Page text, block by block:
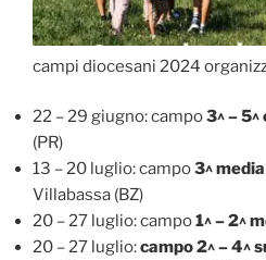
campi diocesani 2024
22 – 29 giugno: campo3^ –
(PR)
13 – 20 luglio: campo3^
Villabassa (BZ)
20 – 27 luglio: campo1^ – 2^
20 – 27 luglio:campo 2^ – 4^